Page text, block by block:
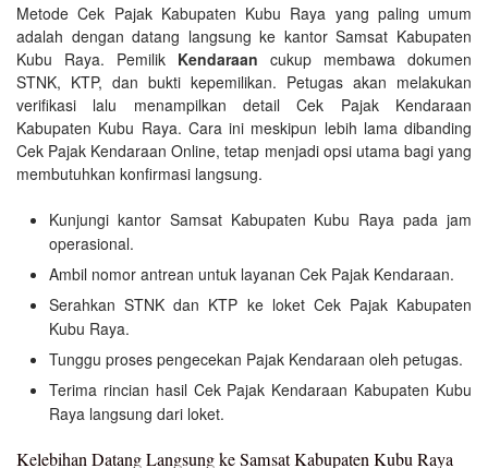
Metode Cek Pajak Kabupaten Kubu Raya yang paling umum
adalah dengan datang langsung ke kantor Samsat Kabupaten
Kubu Raya. Pemilik Kendaraan cukup membawa dokumen
STNK, KTP, dan bukti kepemilikan. Petugas akan melakukan
verifikasi lalu menampilkan detail Cek Pajak Kendaraan
Kabupaten Kubu Raya. Cara ini meskipun lebih lama dibanding
Cek Pajak Kendaraan Online, tetap menjadi opsi utama bagi yang
membutuhkan konfirmasi langsung.
Kunjungi kantor Samsat Kabupaten Kubu Raya pada jam
operasional.
Ambil nomor antrean untuk layanan Cek Pajak Kendaraan.
Serahkan STNK dan KTP ke loket Cek Pajak Kabupaten
Kubu Raya.
Tunggu proses pengecekan Pajak Kendaraan oleh petugas.
Terima rincian hasil Cek Pajak Kendaraan Kabupaten Kubu
Raya langsung dari loket.
Kelebihan Datang Langsung ke Samsat Kabupaten Kubu Raya